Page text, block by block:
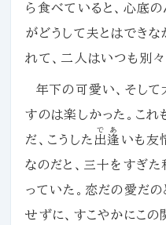
ら食べていると、心底
がどうして夫とはできな
れて、二人はいつも別々
年下の可愛い、そし
すのは楽しかった。これ
だ、こうした 出逢
であ
いも友
なのだと、三十をすぎた
っていた。恋だの愛だ
せずに、すこやかにこ